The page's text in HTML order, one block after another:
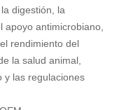
digestión, la
apoyo antimicrobiano,
rendimiento del
la salud animal,
y las regulaciones